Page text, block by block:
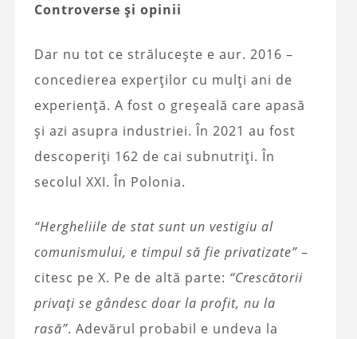
Controverse și opinii
Dar nu tot ce strălucește e aur. 2016 –
concedierea experților cu mulți ani de
experiență. A fost o greșeală care apasă
și azi asupra industriei. În 2021 au fost
descoperiți 162 de cai subnutriți. În
secolul XXI. În Polonia.
“Hergheliile de stat sunt un vestigiu al
comunismului, e timpul să fie privatizate”–
citesc pe X. Pe de altă parte: “Crescătorii
privați se gândesc doar la profit, nu la
rasă”. Adevărul probabil e undeva la